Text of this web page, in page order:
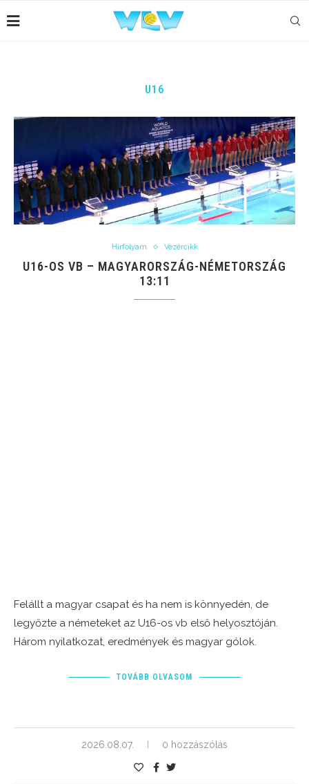
U16
Hírfolyam Vezércikk
U16-OS VB – MAGYARORSZÁG-NÉMETORSZÁG
13:11
Felállt a magyar csapat és ha nem is könnyedén, de
legyőzte a németeket az U16-os vb első helyosztóján.
Három nyilatkozat, eredmények és magyar gólok.
TOVÁBB OLVASOM
2026.08.07. 0 hozzászólás